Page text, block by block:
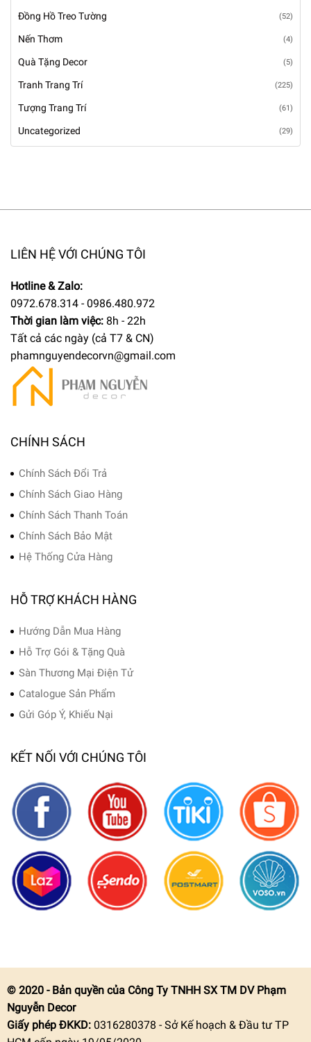
Đồng Hồ Treo Tường (52)
Nến Thơm (4)
Quà Tặng Decor (5)
Tranh Trang Trí (225)
Tượng Trang Trí (61)
Uncategorized (29)
LIÊN HỆ VỚI CHÚNG TÔI
Hotline & Zalo:
0972.678.314 - 0986.480.972
Thời gian làm việc: 8h - 22h
Tất cả các ngày (cả T7 & CN)
phamnguyendecorvn@gmail.com
CHÍNH SÁCH
Chính Sách Đổi Trả
Chính Sách Giao Hàng
Chính Sách Thanh Toán
Chính Sách Bảo Mật
Hệ Thống Cửa Hàng
HỖ TRỢ KHÁCH HÀNG
Hướng Dẫn Mua Hàng
Hỗ Trợ Gói & Tặng Quà
Sàn Thương Mại Điện Tử
Catalogue Sản Phẩm
Gửi Góp Ý, Khiếu Nại
KẾT NỐI VỚI CHÚNG TÔI
© 2020 - Bản quyền của Công Ty TNHH SX TM DV Phạm
Nguyễn Decor
Giấy phép ĐKKD:0316280378 - Sở Kế hoạch & Đầu tư TP